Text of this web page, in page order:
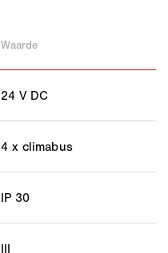
Waarde
24 V DC
4 x climabus
IP 30
III